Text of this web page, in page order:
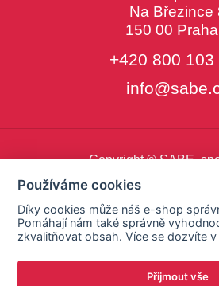
Na Březince
150 00
+420 800 103
Copyright © SABE,
Používáme cookies
Díky cookies může náš e-shop
Pomáhají nám také správně
zkvalitňovat obsah. Více se dozvíte
Přijmout vše